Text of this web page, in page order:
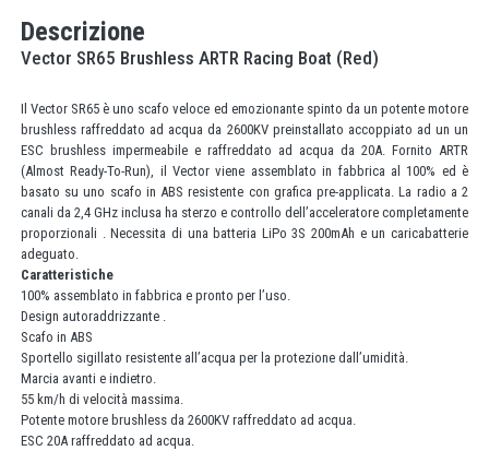
Descrizione
Vector SR65 Brushless ARTR Racing Boat (Red)
Il Vector SR65 è uno scafo veloce ed emozionante spinto da un potente motore
brushless raffreddato ad acqua da 2600KV preinstallato accoppiato ad un un
ESC brushless impermeabile e raffreddato ad acqua da 20A. Fornito ARTR
(Almost Ready-To-Run), il Vector viene assemblato in fabbrica al 100% ed è
basato su uno scafo in ABS resistente con grafica pre-applicata. La radio a 2
canali da 2,4 GHz inclusa ha sterzo e controllo dell’acceleratore completamente
proporzionali . Necessita di una batteria LiPo 3S 200mAh e un caricabatterie
adeguato.
Caratteristiche
100% assemblato in fabbrica e pronto per l’uso.
Design autoraddrizzante .
Scafo in ABS
Sportello sigillato resistente all’acqua per la protezione dall’umidità.
Marcia avanti e indietro.
55 km/h di velocità massima.
Potente motore brushless da 2600KV raffreddato ad acqua.
ESC 20A raffreddato ad acqua.